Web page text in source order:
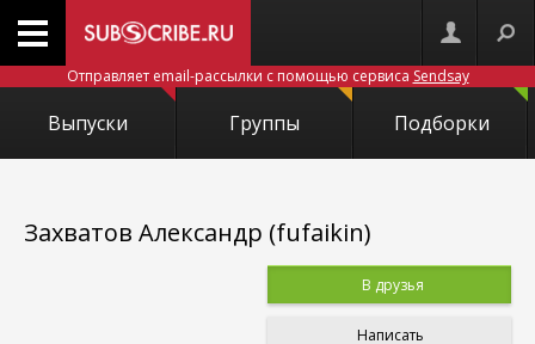
Отправляет email-рассылки с помощью сервиса Sendsay
Выпуски Группы Подборки
Захватов Александр (fufaikin)
В друзья
Написать